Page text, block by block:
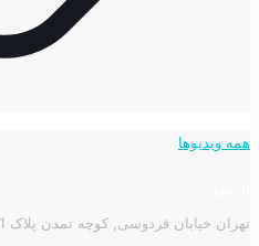
همه ویدیوها
تهران خیابان فردوسی, کوچه تمدن پلاک 11 - طبقه 2 - واحد8